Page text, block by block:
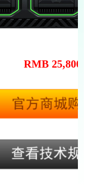
RMB 25,800